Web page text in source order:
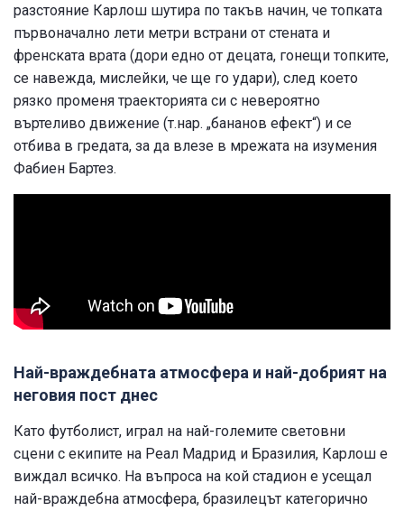
разстояние Карлош шутира по такъв начин, че топката
първоначално лети метри встрани от стената и
френската врата (дори едно от децата, гонещи топките,
се навежда, мислейки, че ще го удари), след което
рязко променя траекторията си с невероятно
въртеливо движение (т.нар. „бананов ефект“) и се
отбива в гредата, за да влезе в мрежата на изумения
Фабиен Бартез.
Най-враждебната атмосфера и най-добрият на
неговия пост днес
Като футболист, играл на най-големите световни
сцени с екипите на Реал Мадрид и Бразилия, Карлош е
виждал всичко. На въпроса на кой стадион е усещал
най-враждебна атмосфера, бразилецът категорично